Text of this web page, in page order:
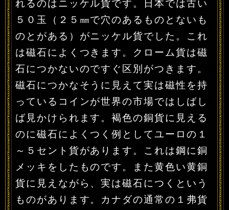
れるのはニッケル貨です。日本では古い
５０玉（２５㎜で穴のあるものとないも
のとがある）がニッケル貨でした。これ
は磁石によくつきます。クローム貨は磁
石につかないのですぐ区別がつきます。
磁石につかなそうに見えて実は磁性を持
っているコインが世界の市場ではしばし
ば見かけられます。褐色の銅貨に見える
のに磁石によくつく例としてユーロの１
～５セント貨があります。これは鋼に銅
メッキをしたものです。また黄色い黄銅
貨に見えながら、実は磁石につくという
ものがあります。カナダの通常の１弗貨